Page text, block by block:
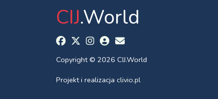
CIJ.World
Copyright © 2026 CIJ.World
Projekt i realizacja clivio.pl